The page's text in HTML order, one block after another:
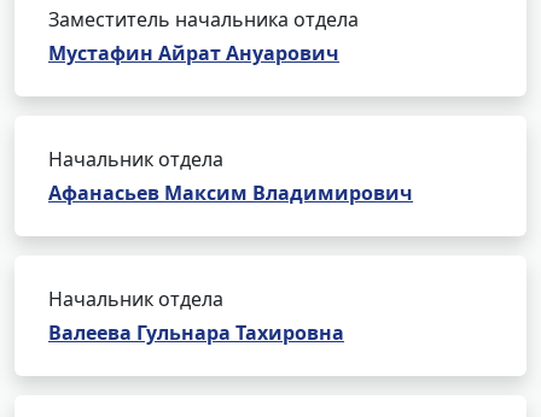
Заместитель начальника отдела
Мустафин Айрат Ануарович
Начальник отдела
Афанасьев Максим Владимирович
Начальник отдела
Валеева Гульнара Тахировна